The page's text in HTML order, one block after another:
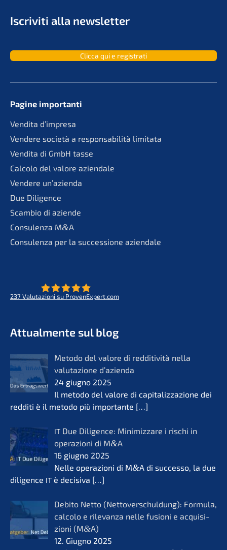
Iscri­vi­ti alla newsletter
Clicca qui e registrati
Pagine importan­ti
Vendita d’impre­sa
Vende­re socie­tà a responsa­bi­li­tà limitata
Vendita di GmbH tasse
Calco­lo del valore aziendale
Vende­re un’azienda
Due Diligence
Scambio di aziende
Consu­len­za M&A
Consu­len­za per la succes­sio­ne aziendale
237 Valuta­zio­ni su ProvenExpert.com
Attual­men­te sul blog
Metodo del valore di reddi­ti­vi­tà nella
valuta­zio­ne d’azi­en­da
24 giugno 2025
Il metodo del valore di capita­liz­za­zio­ne dei
reddi­ti è il metodo più importan­te […]
IT Due Diligence: Minimiz­za­re i rischi in
opera­zio­ni di M&A
16 giugno 2025
Nelle opera­zio­ni di M&A di succes­so, la due
diligence IT è decisi­va […]
Debito Netto (Netto­ver­schul­dung): Formu­la,
calco­lo e rilevanza nelle fusio­ni e acqui­si­
zio­ni (M&A)
12. Giugno 2025